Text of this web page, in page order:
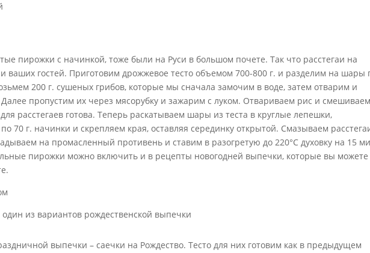
пирожки с начинкой, тоже были на Руси в большом почете. Так что расстегаи на
ваших гостей. Приготовим дрожжевое тесто объемом 700-800 г. и разделим на шары
200 г. сушеных грибов, которые мы сначала замочим в воде, затем отварим и
пропустим их через мясорубку и зажарим с луком. Отвариваем рис и
расстегаев готова. Теперь раскатываем шары из теста в круглые лепешки,
70 г. начинки и скрепляем края, оставляя серединку открытой. Смазываем
на промасленный противень и ставим в разогретую до 220°C духовку на 15
пирожки можно включить и в рецепты новогодней выпечки, которые вы можете
выпечки – саечки на Рождество. Тесто для них готовим как в предыдущем